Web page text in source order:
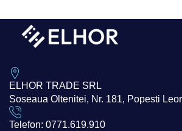
ELHOR TRADE SRL
Soseaua Oltenitei, Nr. 181, Popesti
Telefon: 0771.619.910